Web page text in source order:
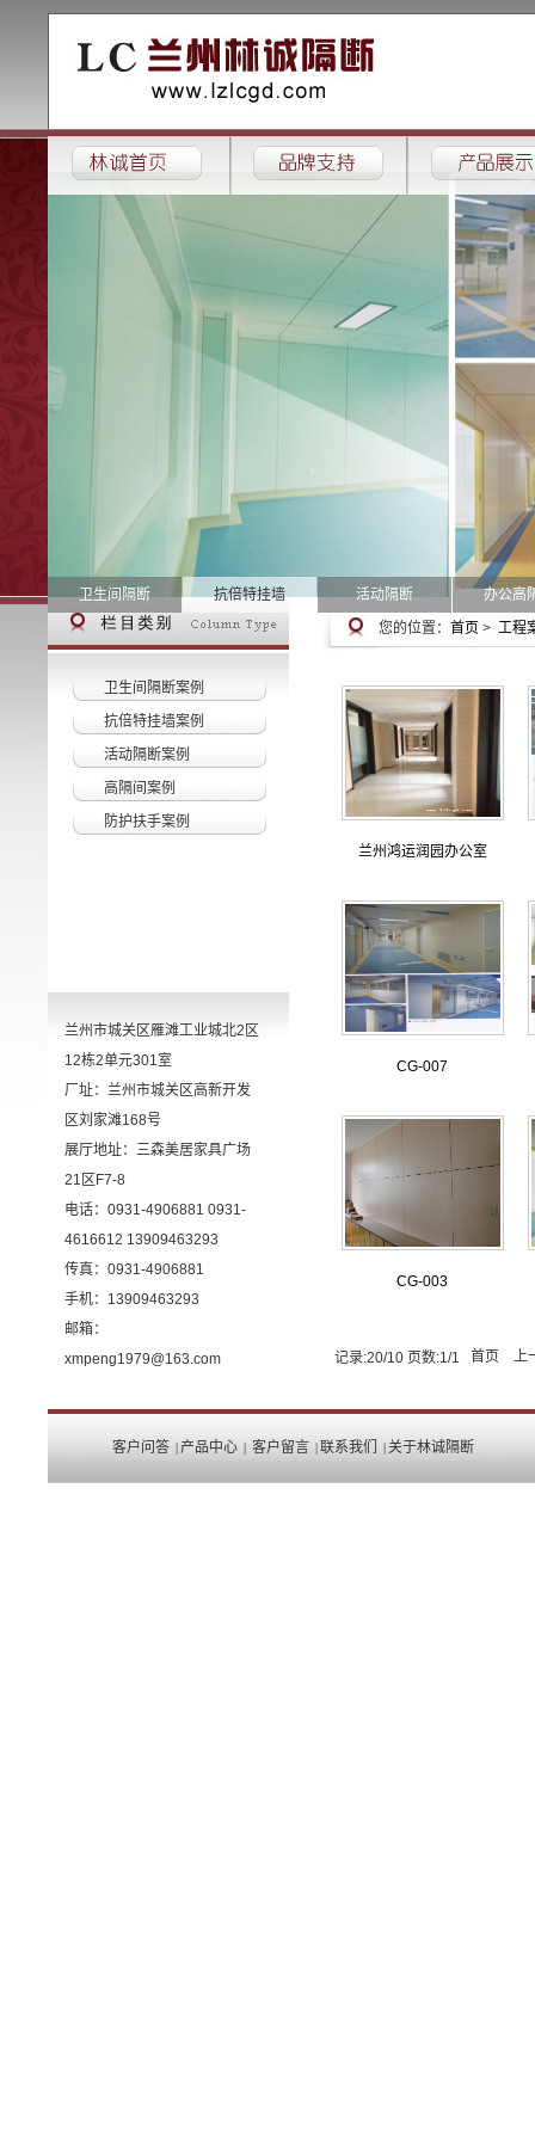
卫生间隔断 抗倍特挂墙 活动隔断 办公高
兰州鸿运润园办公室
CG-007
CG-003
记录:20/10 页数:1/1 首页 上
卫生间隔断案例
抗倍特挂墙案例
活动隔断案例
高隔间案例
防护扶手案例
兰州市城关区雁滩工业城北2区
12栋2单元301室
厂址：兰州市城关区高新开发
区刘家滩168号
展厅地址：三森美居家具广场
21区F7-8
电话：0931-4906881 0931-
4616612 13909463293
传真：0931-4906881
手机：13909463293
邮箱：
xmpeng1979@163.com
您的位置： 首页 > 工程
客户问答 | 产品中心 | 客户留言 | 联系我们 | 关于林诚隔断